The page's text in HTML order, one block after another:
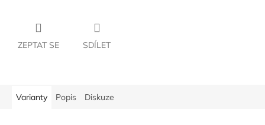
ZEPTAT SE SDÍLET
Varianty Popis Diskuze